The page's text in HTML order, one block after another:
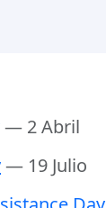
— 2 Abril
— 19 Julio